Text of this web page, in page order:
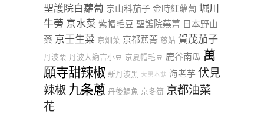
聖護院白蘿蔔 京山科茄子 金時紅蘿蔔 堀川
牛蒡 京水菜 紫帽毛豆 聖護院蕪菁 日本野山
藥 京壬生菜 京畑菜 京都蕪菁 慈姑 賀茂茄子
丹波栗 丹波大納言小豆 京夏帽毛豆 鹿谷南瓜 萬
願寺甜辣椒 新丹波黑 大黑本菇 海老芋 伏見
辣椒 九条蔥 丹後鯛魚 京冬筍 京都油菜
花